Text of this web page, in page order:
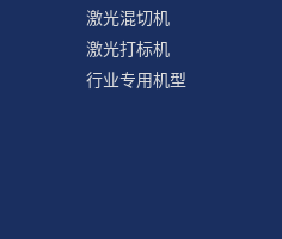
激光混切机
激光打标机
行业专用机型